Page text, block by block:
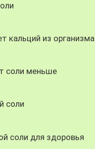
кальций из организма
соли меньше
соли
соли для здоровья